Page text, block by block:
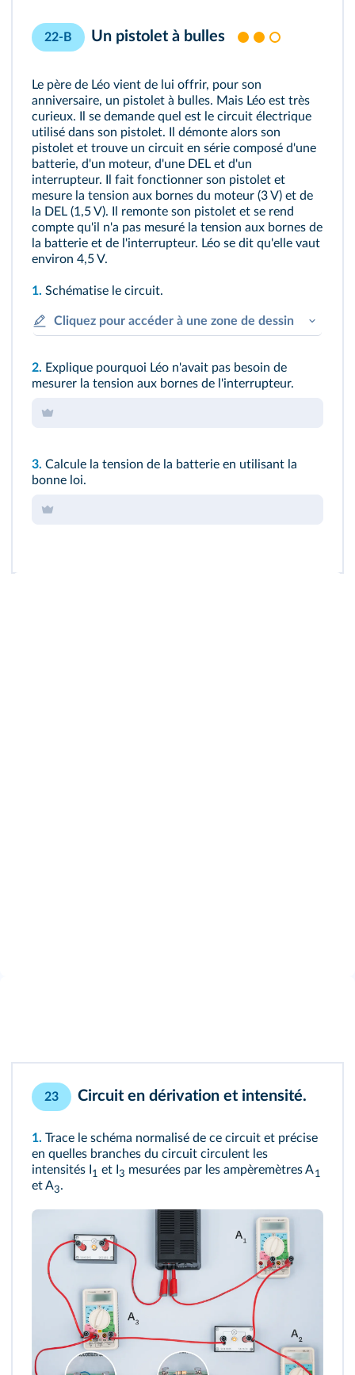
22-B Un pistolet à bulles
Le père de Léo vient de lui offrir, pour son
anniversaire, un pistolet à bulles. Mais Léo est très
curieux. Il se demande quel est le circuit électrique
utilisé dans son pistolet. Il démonte alors son
pistolet et trouve un circuit en série composé d'une
batterie, d'un moteur, d'une DEL et d'un
interrupteur. Il fait fonctionner son pistolet et
mesure la tension aux bornes du moteur (3 V) et de
la DEL (1,5 V). Il remonte son pistolet et se rend
compte qu'il n'a pas mesuré la tension aux bornes de
la batterie et de l'interrupteur. Léo se dit qu'elle vaut
environ 4,5 V.
1. Schématise le circuit.
Cliquez pour accéder à une zone de dessin
2. Explique pourquoi Léo n'avait pas besoin de
mesurer la tension aux bornes de l'interrupteur.
3. Calcule la tension de la batterie en utilisant la
bonne loi.
23 Circuit en dérivation et intensité.
1. Trace le schéma normalisé de ce circuit et précise
en quelles branches du circuit circulent les
intensités I
1 et I 3 mesurées par les ampèremètres A1
et A3.